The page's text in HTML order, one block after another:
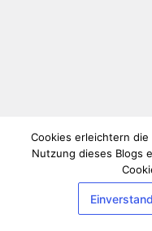
Cookies erleichtern
Nutzung dieses Blogs